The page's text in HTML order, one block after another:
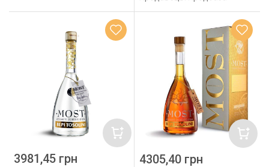
3981,45 грн 4305,40 грн